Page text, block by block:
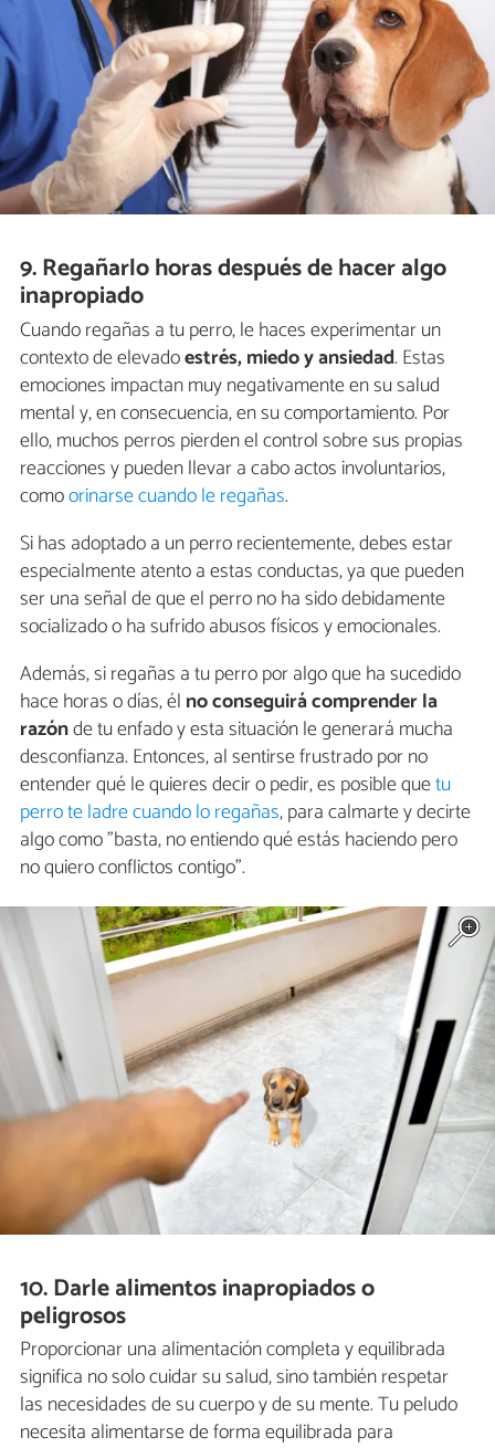
9. Regañarlo horas después de hacer algo
inapropiado
Cuando regañas a tu perro, le haces experimentar un
contexto de elevadoestrés, miedo y ansiedad. Estas
emociones impactan muy negativamente en su salud
mental y, en consecuencia, en su comportamiento. Por
ello, muchos perros pierden el control sobre sus propias
reacciones y pueden llevar a cabo actos involuntarios,
comoorinarse cuando le regañas.
Si has adoptado a un perro recientemente, debes estar
especialmente atento a estas conductas, ya que pueden
ser una señal de que el perro no ha sido debidamente
socializado o ha sufrido abusos físicos y emocionales.
Además, si regañas a tu perro por algo que ha sucedido
hace horas o días, él no conseguirá comprender la
razónde tu enfado y esta situación le generará mucha
desconfianza. Entonces, al sentirse frustrado por no
entender qué le quieres decir o pedir, es posible quetu
perro te ladre cuando lo regañas, para calmarte y decirte
algo como "basta, no entiendo qué estás haciendo pero
no quiero conflictos contigo".
10. Darle alimentos inapropiados o
peligrosos
Proporcionar una alimentación completa y equilibrada
significa no solo cuidar su salud, sino también respetar
las necesidades de su cuerpo y de su mente. Tu peludo
necesita alimentarse de forma equilibrada para